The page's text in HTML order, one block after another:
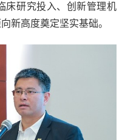
床研究投入、创新管理机
新高度奠定坚实基础。